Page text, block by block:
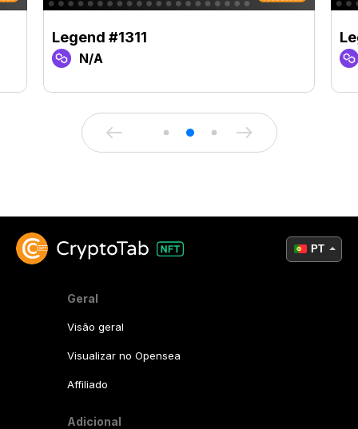
Legend #1311
N/A
Geral
Visão geral
Visualizar no Opensea
Affiliado
Adicional
PT